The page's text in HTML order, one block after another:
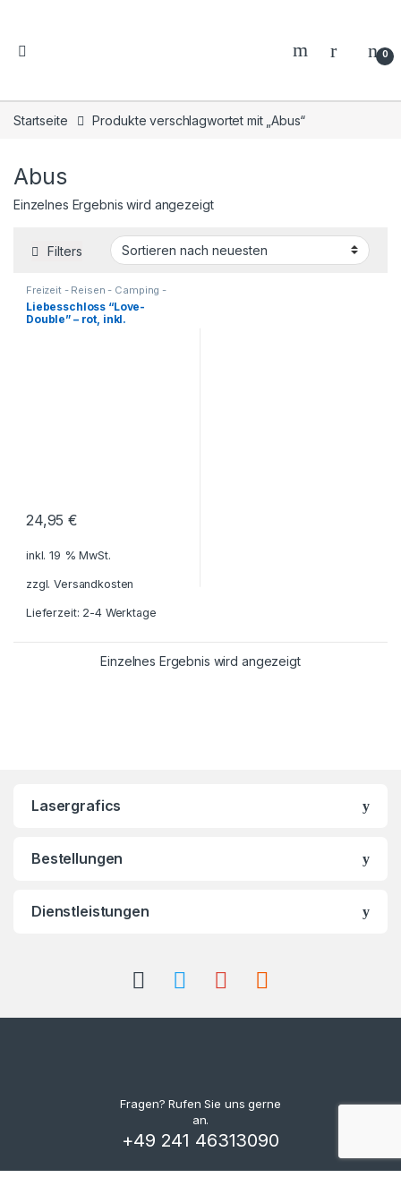
0
Startseite Produkte verschlagwortet mit „Abus“
Abus
Einzelnes Ergebnis wird angezeigt
Filters
Freizeit - Reisen - Camping -
Outdoor Geschenkideen
Haushalt und Deko,Küche -
Haushalt - Deko,
Liebesgeschenke
Liebesschloss “Love-
Double” – rot, inkl.
24,95€
inkl. 19 % MwSt.
zzgl.Versandkosten
Lieferzeit: 2-4 Werktage
Einzelnes Ergebnis wird angezeigt
Lasergrafics
Bestellungen
Dienstleistungen
Fragen? Rufen Sie uns gerne
an.
+49 241 46313090